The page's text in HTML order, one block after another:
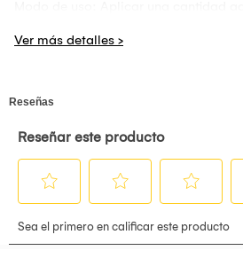
Repetir según necesidad.